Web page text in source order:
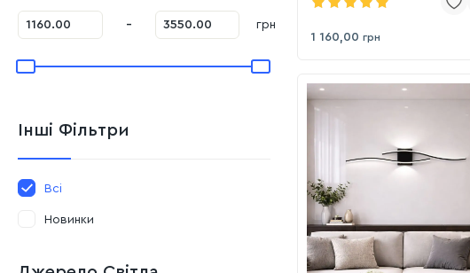
- грн
Інші Фільтри
Всі
Новинки
1 160,00 грн